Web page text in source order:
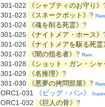
301-022
《シャブティのお守り》
301-023
《スネークポット》 ? Rare
301-024 《魂を削る死霊》 ?
301-025
《ナイトメア・ホース》
301-026
《ナイトメアを駆る死霊
301-027 《闇の指名者》 ? Rare
301-028 《ショット・ガン・シャ
301-029
《名推理》 ?
301-030
《悪夢の拷問部屋》 ? Rare
ORC1-031 《ビッグ・バン》 Super
ORC1-032 《巨人の骨》 ?